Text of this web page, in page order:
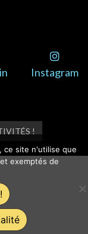
Instagram
!
ce site n'utilise que
exemptés de